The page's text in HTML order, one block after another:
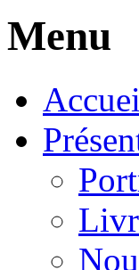
Menu